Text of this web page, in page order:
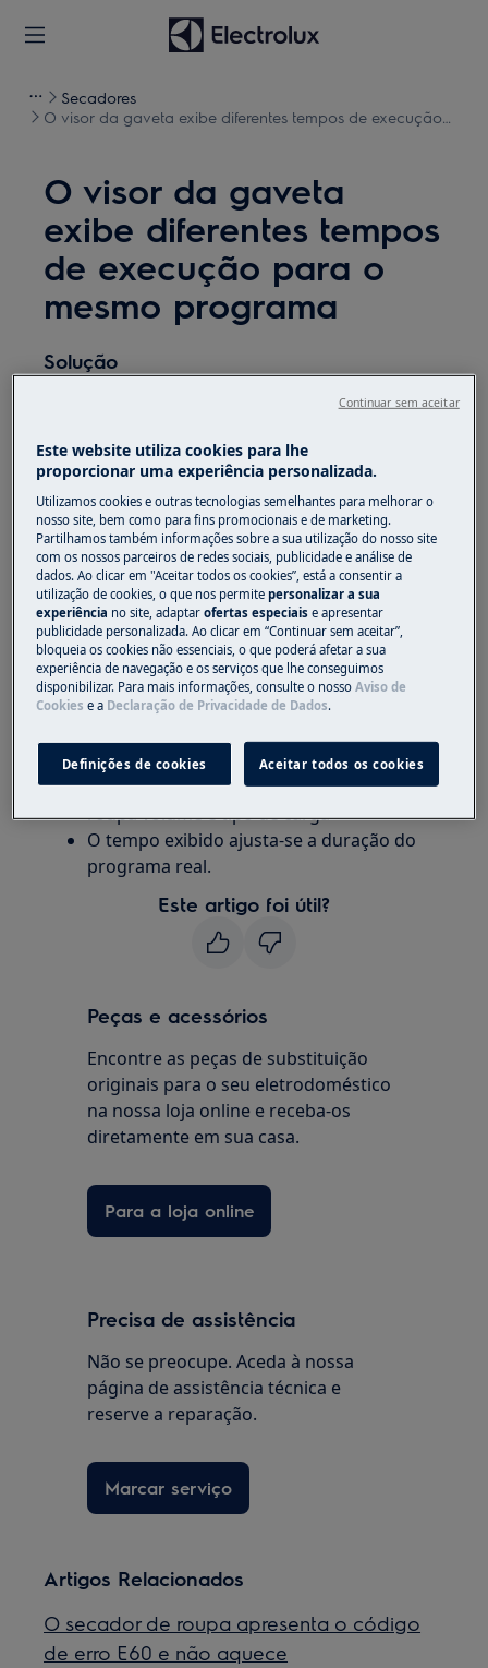
Secadores
O visor da gaveta exibe diferentes tempos de execução
O visor da gaveta
exibe diferentes tempos
de execução para o
mesmo programa
Solução
O visor da gaveta exibe diferentes tempos
de execução para o mesmo programa
A duração do programa real difere da
especificada no manual do utilizador.
Aplica-se a
Com bomba de calor
Resolução
O aparelho está a funcionar corretamente.
A duração da secagem é calculada em
função de vários parâmetros, tais como:
temperatura ambiente humidade inicial da
roupa volume e tipo de carga
O tempo exibido ajusta-se a duração do
programa real.
Este artigo foi útil?
Peças e acessórios
Encontre as peças de substituição
originais para o seu eletrodoméstico
na nossa loja online e receba-os
diretamente em sua casa.
Para a loja online
Precisa de assistência
Não se preocupe. Aceda à nossa
página de assistência técnica e
reserve a reparação.
Marcar serviço
Artigos Relacionados
O secador de roupa apresenta o código
de erro E60 e não aquece
Este website utiliza cookies para lhe
proporcionar uma experiência personalizada.
Utilizamos cookies e outras tecnologias semelhantes para melhorar o
nosso site, bem como para fins promocionais e de marketing.
Partilhamos também informações sobre a sua utilização do nosso site
com os nossos parceiros de redes sociais, publicidade e análise de
dados. Ao clicar em "Aceitar todos os cookies”, está a consentir a
utilização de cookies, o que nos permitepersonalizar a sua
experiência no site, adaptarofertas especiaise apresentar
publicidade personalizada. Ao clicar em “Continuar sem aceitar”,
bloqueia os cookies não essenciais, o que poderá afetar a sua
experiência de navegação e os serviços que lhe conseguimos
disponibilizar. Para mais informações, consulte o nossoAviso de
Cookies e a Declaração de Privacidade de Dados.
Definições de cookies Aceitar todos os cookies
Continuar sem aceitar